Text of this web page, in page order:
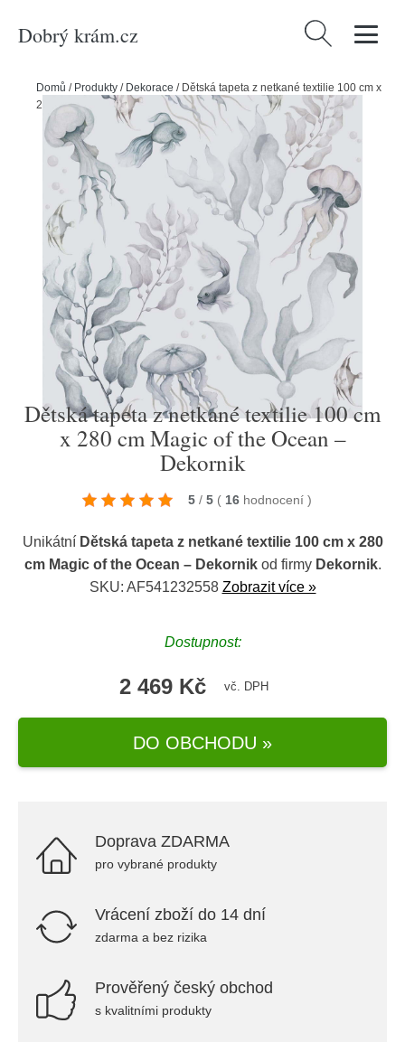
Dobrý krám.cz Vyhledávání
Domů / Produkty / Dekorace / Dětská tapeta z netkané textilie 100 cm x
280 cm Magic of the Ocean – Dekornik
Dětská tapeta z netkané textilie 100 cm
x 280 cm Magic of the Ocean –
Dekornik
5 / 5 ( 16 hodnocení )
Unikátní Dětská tapeta z netkané textilie 100 cm x 280
cm Magic of the Ocean – Dekornikod firmy Dekornik.
SKU: AF541232558 Zobrazit více »
Dostupnost:
2 469 Kč vč. DPH
DO OBCHODU »
Doprava ZDARMA
pro vybrané produkty
Vrácení zboží do 14 dní
zdarma a bez rizika
Prověřený český obchod
s kvalitními produkty